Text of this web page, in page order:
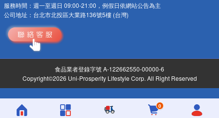
服務時間： 週一至週日 09:00-21:00，例假日依網站公告為主
公司地址： 台北市北投區大業路136號5樓 (台灣)
食品業者登錄字號 A-122662550-00000-6
Copyright©2026 Uni-Prosperity Lifestyle Corp. All Right Reserved
0